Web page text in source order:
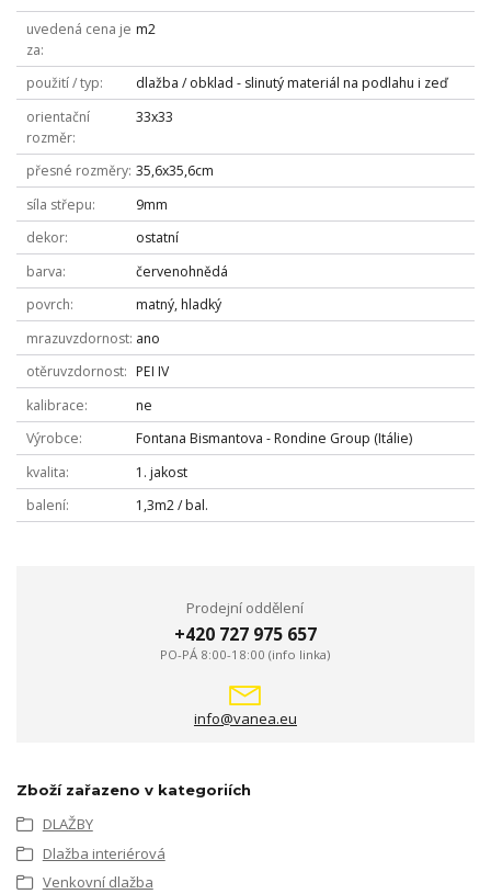
uvedená cena je
za
m2
použití / typ
dlažba / obklad - slinutý materiál na podlahu i zeď
orientační
rozměr
33x33
přesné rozměry 35,6x35,6cm
síla střepu
9mm
dekor
ostatní
barva
červenohnědá
povrch
matný, hladký
mrazuvzdornost ano
otěruvzdornost
PEI IV
kalibrace
ne
Výrobce
Fontana Bismantova - Rondine Group (Itálie)
kvalita
1. jakost
balení
1,3m2 / bal.
Prodejní oddělení
+420 727 975 657
PO-PÁ 8:00-18:00 (info linka)
info@vanea.eu
Zboží zařazeno v kategoriích
DLAŽBY
Dlažba interiérová
Venkovní dlažba